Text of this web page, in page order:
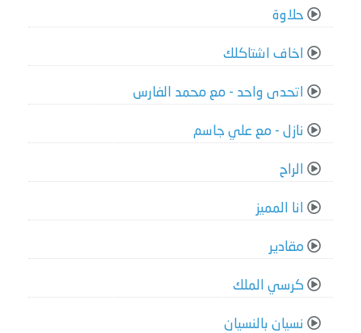
حلاوة
اخاف اشتاكلك
اتحدى واحد - مع محمد الفارس
نازل - مع علي جاسم
الراح
انا المميز
مقادير
كرسي الملك
نسيان بالنسيان